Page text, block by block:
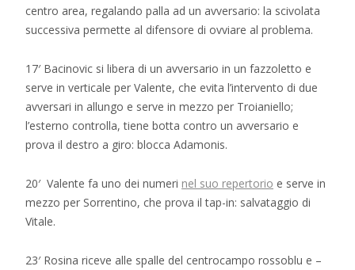
centro area, regalando palla ad un avversario: la scivolata
successiva permette al difensore di ovviare al problema.
17′ Bacinovic si libera di un avversario in un fazzoletto e
serve in verticale per Valente, che evita l’intervento di due
avversari in allungo e serve in mezzo per Troianiello;
l’esterno controlla, tiene botta contro un avversario e
prova il destro a giro: blocca Adamonis.
20′ Valente fa uno dei numeri nel suo repertorio e serve in
mezzo per Sorrentino, che prova il tap-in: salvataggio di
Vitale.
23′ Rosina riceve alle spalle del centrocampo rossoblu e –